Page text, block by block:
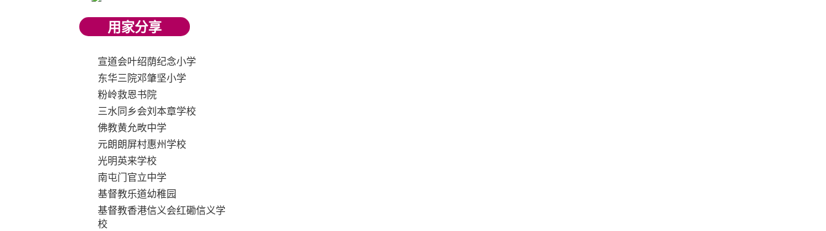
用家分享
宣道会叶绍荫纪念小学
东华三院邓肇坚小学
粉岭救恩书院
三水同乡会刘本章学校
佛教黄允畋中学
元朗朗屏村惠州学校
光明英来学校
南屯门官立中学
基督教乐道幼稚园
基督教香港信义会红磡信义学
校